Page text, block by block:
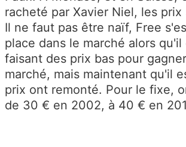
racheté par Xavier Niel, les prix
Il ne faut pas être naïf, Free
place dans le marché alors
faisant des prix bas pour
marché, mais maintenant qu'il
prix ont remonté. Pour le fixe,
de 30 € en 2002, à 40 € en